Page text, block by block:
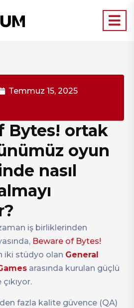
Temmuz 15, 2025
Bytes! ortak
oyun
nasıl
iş birliklerinden
Beware of Bytes!
iki stüdyo olan General
arasında kurulan güçlü
fazla kalite güvence (QA)